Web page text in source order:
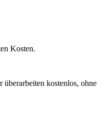
Kosten.
überarbeiten kostenlos, ohne